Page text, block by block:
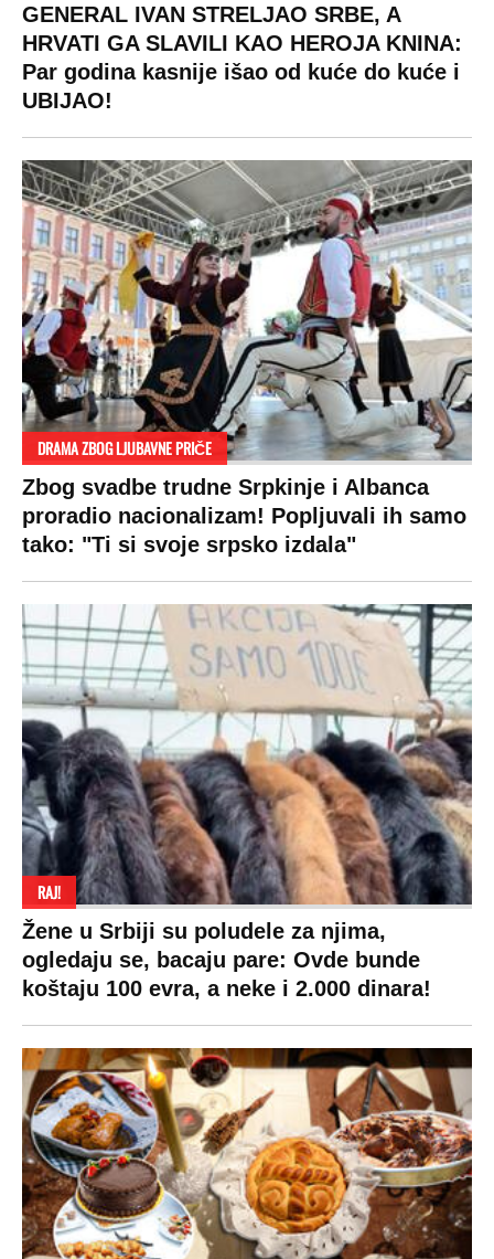
GENERAL IVAN STRELJAO SRBE, A
HRVATI GA SLAVILI KAO HEROJA KNINA:
Par godina kasnije išao od kuće do kuće i
UBIJAO!
DRAMA ZBOG LJUBAVNE PRIČE
Zbog svadbe trudne Srpkinje i Albanca
proradio nacionalizam! Popljuvali ih samo
tako: "Ti si svoje srpsko izdala"
RAJ!
Žene u Srbiji su poludele za njima,
ogledaju se, bacaju pare: Ovde bunde
koštaju 100 evra, a neke i 2.000 dinara!